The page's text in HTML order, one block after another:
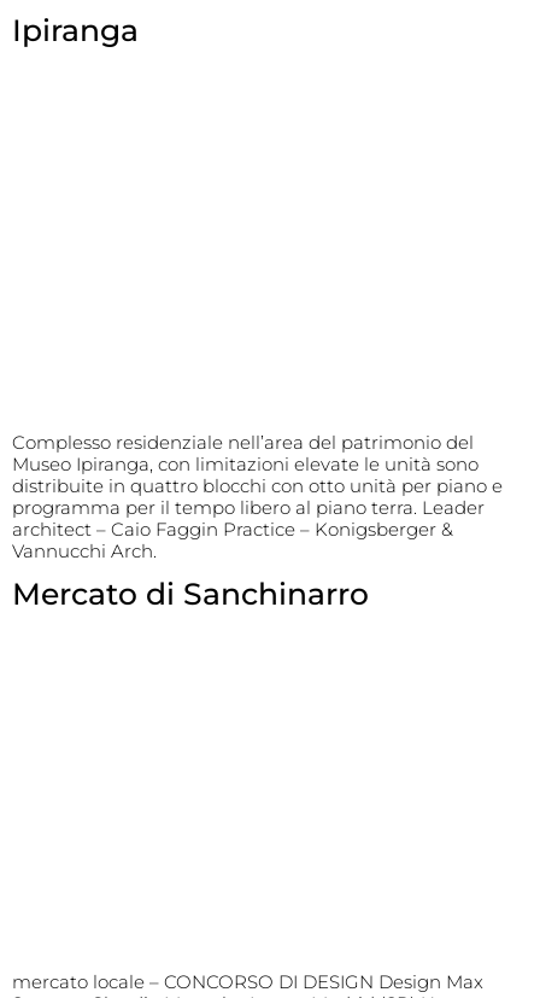
Ipiranga
Complesso residenziale nell’area del patrimonio del
Museo Ipiranga, con limitazioni elevate le unità sono
distribuite in quattro blocchi con otto unità per piano e
programma per il tempo libero al piano terra. Leader
architect – Caio Faggin Practice – Konigsberger &
Vannucchi Arch.
Mercato di Sanchinarro
mercato locale – CONCORSO DI DESIGN Design Max